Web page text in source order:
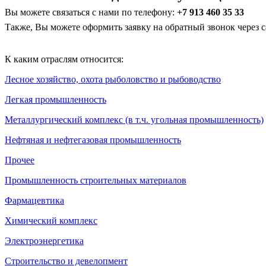
Вы можете связаться с нами по телефону: +7 913 460 35 33
Также, Вы можете оформить заявку на обратный звонок через
К каким отраслям относится:
Лесное хозяйство, охота рыболовство и рыбоводство
Легкая промышленность
Металлургический комплекс (в т.ч. угольная промышленность)
Нефтяная и нефтегазовая промышленность
Прочее
Промышленность строительных материалов
Фармацевтика
Химический комплекс
Электроэнергетика
Строительство и девелопмент